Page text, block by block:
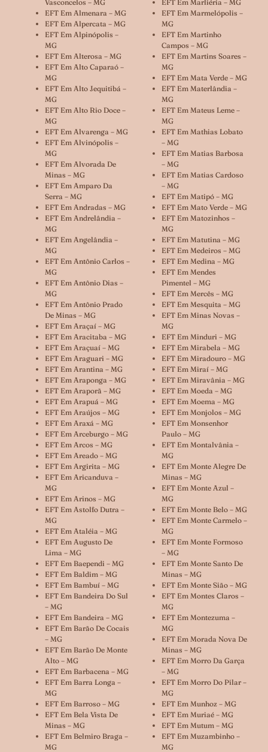
Vasconcelos – MG
EFT Em Almenara – MG
EFT Em Alpercata – MG
EFT Em Alpinópolis –
MG
EFT Em Alterosa – MG
EFT Em Alto Caparaó –
MG
EFT Em Alto Jequitibá –
MG
EFT Em Alto Rio Doce –
MG
EFT Em Alvarenga – MG
EFT Em Alvinópolis –
MG
EFT Em Alvorada De
Minas – MG
EFT Em Amparo Da
Serra – MG
EFT Em Andradas – MG
EFT Em Andrelândia –
MG
EFT Em Angelândia –
MG
EFT Em Antônio Carlos –
MG
EFT Em Antônio Dias –
MG
EFT Em Antônio Prado
De Minas – MG
EFT Em Araçaí – MG
EFT Em Aracitaba – MG
EFT Em Araçuaí – MG
EFT Em Araguari – MG
EFT Em Arantina – MG
EFT Em Araponga – MG
EFT Em Araporã – MG
EFT Em Arapuá – MG
EFT Em Araújos – MG
EFT Em Araxá – MG
EFT Em Arceburgo – MG
EFT Em Arcos – MG
EFT Em Areado – MG
EFT Em Argirita – MG
EFT Em Aricanduva –
MG
EFT Em Arinos – MG
EFT Em Astolfo Dutra –
MG
EFT Em Ataléia – MG
EFT Em Augusto De
Lima – MG
EFT Em Baependi – MG
EFT Em Baldim – MG
EFT Em Bambuí – MG
EFT Em Bandeira Do Sul
– MG
EFT Em Bandeira – MG
EFT Em Barão De Cocais
– MG
EFT Em Barão De Monte
Alto – MG
EFT Em Barbacena – MG
EFT Em Barra Longa –
MG
EFT Em Barroso – MG
EFT Em Bela Vista De
Minas – MG
EFT Em Belmiro Braga –
MG
EFT Em Marliéria – MG
EFT Em Marmelópolis –
MG
EFT Em Martinho
Campos – MG
EFT Em Martins Soares –
MG
EFT Em Mata Verde – MG
EFT Em Materlândia –
MG
EFT Em Mateus Leme –
MG
EFT Em Mathias Lobato
– MG
EFT Em Matias Barbosa
– MG
EFT Em Matias Cardoso
– MG
EFT Em Matipó – MG
EFT Em Mato Verde – MG
EFT Em Matozinhos –
MG
EFT Em Matutina – MG
EFT Em Medeiros – MG
EFT Em Medina – MG
EFT Em Mendes
Pimentel – MG
EFT Em Mercês – MG
EFT Em Mesquita – MG
EFT Em Minas Novas –
MG
EFT Em Minduri – MG
EFT Em Mirabela – MG
EFT Em Miradouro – MG
EFT Em Miraí – MG
EFT Em Miravânia – MG
EFT Em Moeda – MG
EFT Em Moema – MG
EFT Em Monjolos – MG
EFT Em Monsenhor
Paulo – MG
EFT Em Montalvânia –
MG
EFT Em Monte Alegre De
Minas – MG
EFT Em Monte Azul –
MG
EFT Em Monte Belo – MG
EFT Em Monte Carmelo –
MG
EFT Em Monte Formoso
– MG
EFT Em Monte Santo De
Minas – MG
EFT Em Monte Sião – MG
EFT Em Montes Claros –
MG
EFT Em Montezuma –
MG
EFT Em Morada Nova De
Minas – MG
EFT Em Morro Da Garça
– MG
EFT Em Morro Do Pilar –
MG
EFT Em Munhoz – MG
EFT Em Muriaé – MG
EFT Em Mutum – MG
EFT Em Muzambinho –
MG